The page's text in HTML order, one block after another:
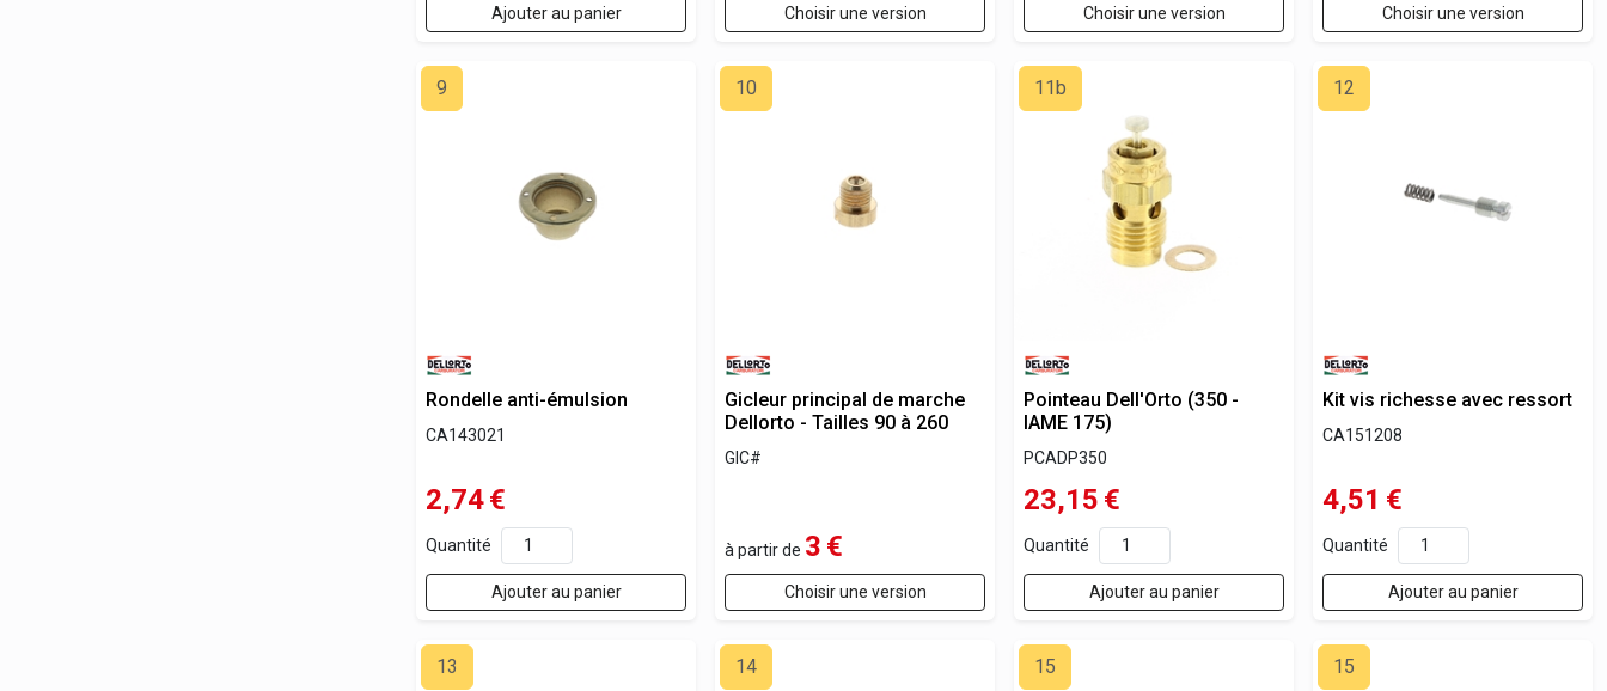
Ajouter au panier Choisir une version Choisir une version Choisir une version
9
Rondelle anti-émulsion
CA143021
2,74€
Quantité
Ajouter au panier
10
Gicleur principal de marche
Dellorto - Tailles 90 à 260
GIC#
à partir de 3 €
Choisir une version
11b
Pointeau Dell'Orto (350 -
IAME 175)
PCADP350
23,15 €
Quantité
Ajouter au panier
12
Kit vis richesse avec ressort
CA151208
4,51 €
Quantité
Ajouter au panier
13 14 15 15